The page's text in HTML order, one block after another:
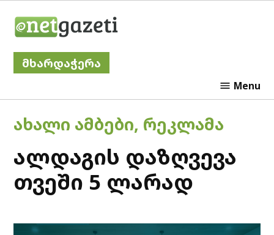
მხარდაჭერა
Menu
POSTED
ᲐᲮᲐᲚᲘ ᲐᲛᲑᲔᲑᲘ, ᲠᲔᲙᲚᲐᲛᲐ
ალდაგის დაზღვევა
თვეში 5 ლარად